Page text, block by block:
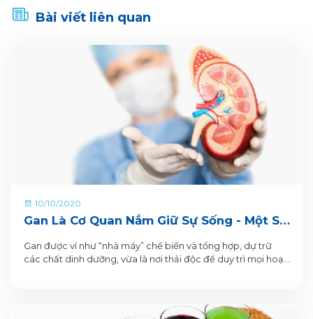
Bài viết liên quan
10/10/2020
Gan Là Cơ Quan Nắm Giữ Sự Sống - Một Số
Lưu Ý Giúp Gan Luôn Khỏe Mạnh
Gan được ví như “nhà máy” chế biến và tổng hợp, dự trữ
các chất dinh dưỡng, vừa là nơi thải độc để duy trì mọi hoạt